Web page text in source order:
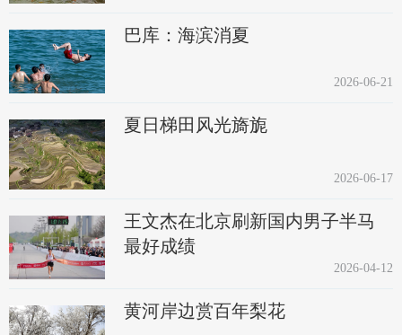
巴库：海滨消夏
2026-06-21
夏日梯田风光旖旎
2026-06-17
王文杰在北京刷新国内男子半马
最好成绩
2026-04-12
黄河岸边赏百年梨花